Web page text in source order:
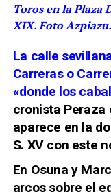
Toros en la Plaza
XIX. Foto Azpiazu.
La calle
Carreras o
«donde los
cronista Peraza
aparece en la
S. XV con este
En Osuna y
arcos sobre el